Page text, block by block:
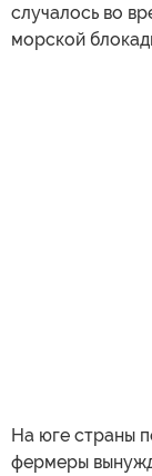
случалось во
морской
На юге страны
фермеры